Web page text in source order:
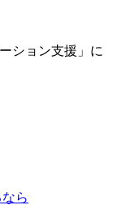
ション支援」に
ら